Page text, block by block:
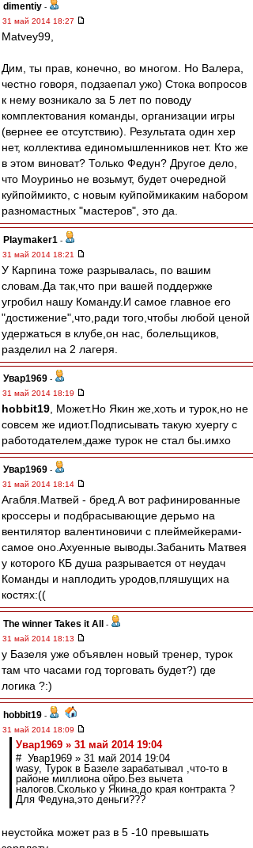
dimentiy -
31 май 2014 18:27
Matvey99,
Дим, ты прав, конечно, во многом. Но Валера,
честно говоря, подзаепал ужо) Стока вопросов
к нему возникало за 5 лет по поводу
комплектования команды, организации игры
(вернее ее отсутствию). Результата один хер
нет, коллектива единомышленников нет. Кто же
в этом виноват? Только Федун? Другое дело,
что Моуриньо не возьмут, будет очередной
куйпоймикто, с новым куйпоймикаким набором
разномастных "мастеров", это да.
Playmaker1 -
31 май 2014 18:21
У Карпина тоже разрывалась, по вашим
словам.Да так,что при вашей поддержке
угробил нашу Команду.И самое главное его
"достижение",что,ради того,чтобы любой ценой
удержаться в клубе,он нас, болельщиков,
разделил на 2 лагеря.
Увар1969 -
31 май 2014 18:19
hobbit19 , Может.Но Якин же,хоть и турок,но не
совсем же идиот.Подписывать такую хуергу с
работодателем,даже турок не стал бы.имхо
Увар1969 -
31 май 2014 18:14
Агабля.Матвей - бред.А вот рафинированные
кроссеры и подбрасывающие дерьмо на
вентилятор валентиновичи с плеймейкерами-
самое оно.Ахуенные выводы.Забанить Матвея
у которого КБ душа разрывается от неудач
Команды и наплодить уродов,пляшущих на
костях:((
The winner Takes it All
-
31 май 2014 18:13
у Базеля уже объявлен новый тренер, турок
там что часами год торговать будет?) где
логика ?:)
hobbit19 -
31 май 2014 18:09
Увар1969 » 31 май 2014 19:04
# Увар1969 » 31 май 2014 19:04
wasy, Турок в Базеле зарабатывал ,что-то в
районе миллиона ойро.Без вычета
налогов.Сколько у Якина,до края контракта ?
Для Федуна,это деньги???
неустойка может раз в 5 -10 превышать